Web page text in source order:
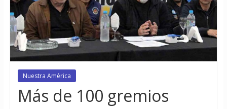
Nuestra América
Más de 100 gremios